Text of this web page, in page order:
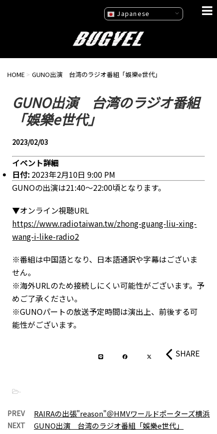
HOME > GUNO出演 台湾のラジオ番組「娛樂e世代」
GUNO出演 台湾のラジオ番組
「娛樂e世代」
2023/02/03
イベント詳細
日付: 2023年2月10日 9:00 PM
GUNOの出演は21:40〜22:00頃となります。
▼オンライン視聴URL
https://www.radiotaiwan.tw/zhong-guang-liu-xing-
wang-i-like-radio2
※番組は中国語となり、日本語通訳や字幕はございま
せん。
※海外URLのため接続しにくい可能性がございます。予
めご了承ください。
※GUNOパートの放送予定時間は演出上、前後する可
能性がございます。
SHARE
-
PREV RAIRAの出張"reason"＠HMVワールドポーターズ横浜
NEXT GUNO出演 台湾のラジオ番組「娛樂e世代」
Japanese